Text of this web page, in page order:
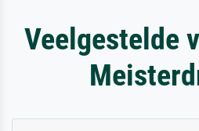
Veelgestelde